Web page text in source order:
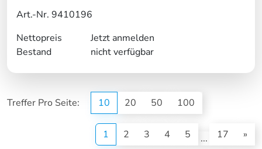
Art.-Nr. 9410196
Nettopreis
Jetzt anmelden
Bestand
nicht verfügbar
Treffer Pro Seite: 10 20 50 100
1 (current)
2 3 4 5 ... 17 »